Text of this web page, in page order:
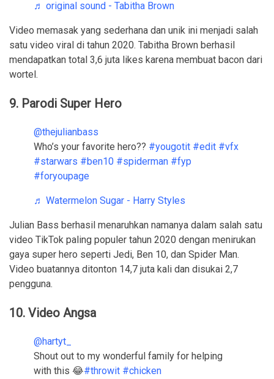
♬ original sound - Tabitha Brown
Video memasak yang sederhana dan unik ini menjadi salah
satu video viral di tahun 2020. Tabitha Brown berhasil
mendapatkan total 3,6 juta likes karena membuat bacon dari
wortel.
9. Parodi Super Hero
@thejulianbass
Who’s your favorite hero?? #yougotit #edit #vfx
#starwars #ben10 #spiderman #fyp
#foryoupage
♬ Watermelon Sugar - Harry Styles
Julian Bass berhasil menaruhkan namanya dalam salah satu
video TikTok paling populer tahun 2020 dengan menirukan
gaya super hero seperti Jedi, Ben 10, dan Spider Man.
Video buatannya ditonton 14,7 juta kali dan disukai 2,7
pengguna.
10. Video Angsa
@hartyt_
Shout out to my wonderful family for helping
with this 😂#throwit #chicken